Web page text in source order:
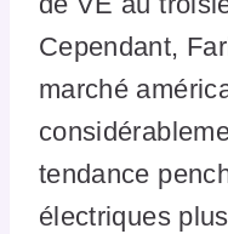
Cependant,
marché
tendance
électriques